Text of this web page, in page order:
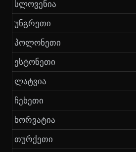
სლოვენია
უნგრეთი
პოლონეთი
ესტონეთი
ლატვია
ჩეხეთი
ხორვატია
თურქეთი